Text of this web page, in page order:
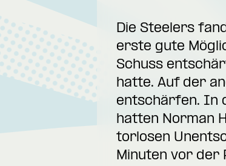
Die Steelers
erste gute
Schuss
hatte. Auf der
entschärfen. In
hatten Norman
torlosen
Minuten vor der